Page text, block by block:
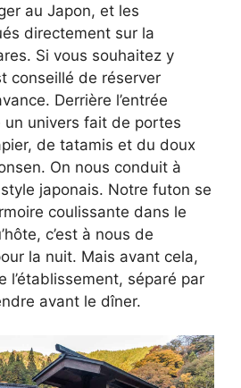
au Japon, et les
directement sur la
Si vous souhaitez y
conseillé de réserver
Derrière l’entrée
un univers fait de portes
de tatamis et du doux
On nous conduit à
japonais. Notre futon se
coulissante dans le
c’est à nous de
la nuit. Mais avant cela,
l’établissement, séparé par
avant le dîner.